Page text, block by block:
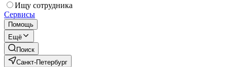
Ищу сотрудника
Сервисы
Помощь
Ещё
Поиск
Санкт-Петербург